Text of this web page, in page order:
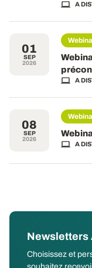
A
01
SEP
2026
A
08
SEP
2026
A
Newsletters
Choisissez et